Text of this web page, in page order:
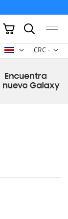
CRC -
colón
Mi carrito